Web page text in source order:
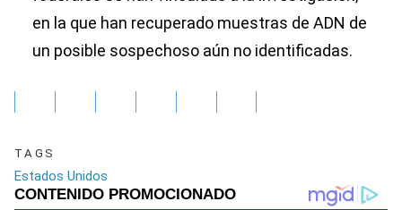
en la que han recuperado muestras de ADN de
un posible sospechoso aún no identificadas.
TAGS
Estados Unidos